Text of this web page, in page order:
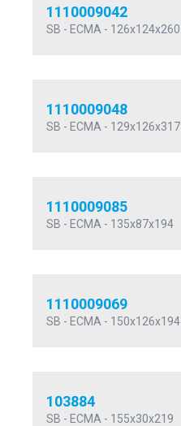
1110009042
SB - ECMA - 126x124x260
1110009048
SB - ECMA - 129x126x317
1110009085
SB - ECMA - 135x87x194
1110009069
SB - ECMA - 150x126x194
103884
SB - ECMA - 155x30x219